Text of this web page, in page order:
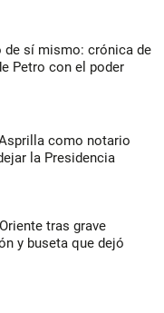
de sí mismo: crónica de
Petro con el poder
como notario
la Presidencia
tras grave
y buseta que dejó